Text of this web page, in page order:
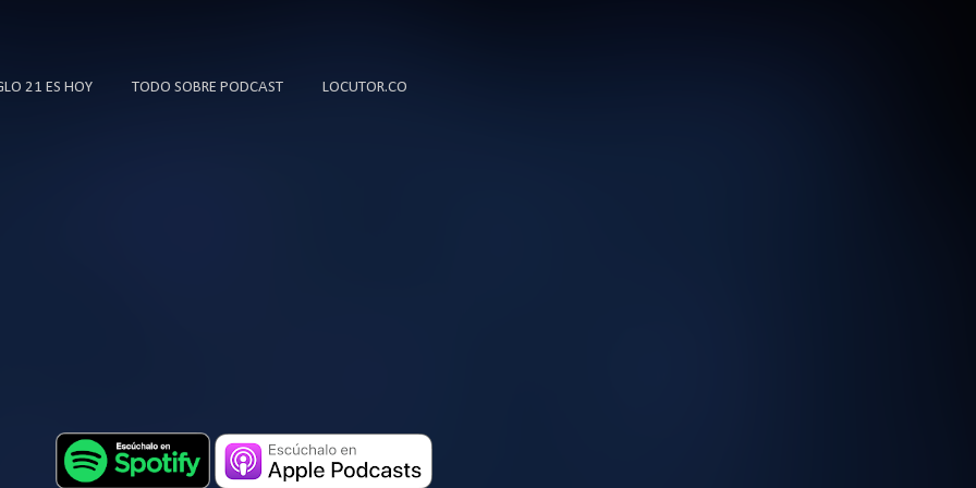
21 ES HOY TODO SOBRE PODCAST LOCUTOR.CO